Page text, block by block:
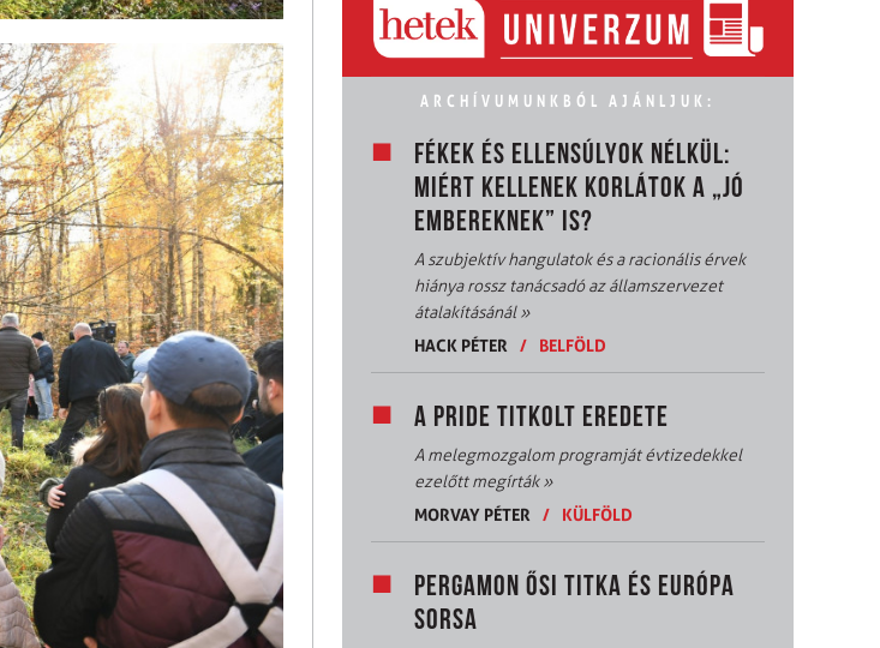
ARCHÍVUMUNKBÓL AJÁNLJUK:
FÉKEK ÉS ELLENSÚLYOK NÉLKÜL:
MIÉRT KELLENEK KORLÁTOK A „JÓ
EMBEREKNEK” IS?
A szubjektív hangulatok és a racionális érvek
hiánya rossz tanácsadó az államszervezet
átalakításánál»
HACK PÉTER
/ BELFÖLD
A PRIDE TITKOLT EREDETE
A melegmozgalom programját évtizedekkel
ezelőtt megírták»
MORVAY PÉTER
/ KÜLFÖLD
PERGAMON ŐSI TITKA ÉS EURÓPA
SORSA